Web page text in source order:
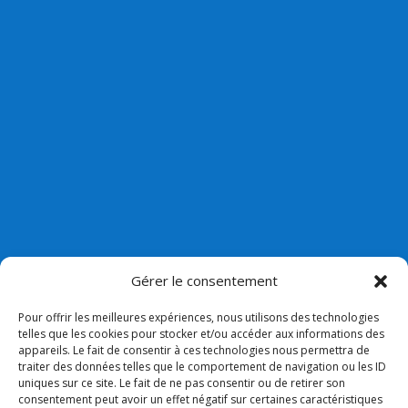
Gérer le consentement
Pour offrir les meilleures expériences, nous utilisons des technologies
telles que les cookies pour stocker et/ou accéder aux informations des
appareils. Le fait de consentir à ces technologies nous permettra de
traiter des données telles que le comportement de navigation ou les ID
uniques sur ce site. Le fait de ne pas consentir ou de retirer son
consentement peut avoir un effet négatif sur certaines caractéristiques
Nos liens
Lien admin